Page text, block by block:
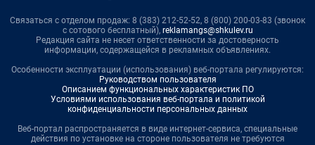
Связаться с отделом продаж: 8 (383) 212-52-52, 8 (800) 200-03-83 (звонок
с сотового бесплатный), reklamangs@shkulev.ru
Редакция сайта не несет ответственности за достоверность
информации, содержащейся в рекламных объявлениях.
Особенности эксплуатации (использования) веб-портала регулируются:
Руководством пользователя
Описанием функциональных характеристик ПО
Условиями использования веб-портала и политикой
конфиденциальности персональных данных
Веб-портал распространяется в виде интернет-сервиса, специальные
действия по установке на стороне пользователя не требуются